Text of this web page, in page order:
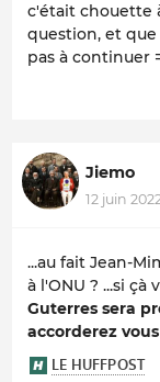
c'était chouette
question, et que
pas à continuer
Jiemo
12 juin
...au fait Jean-
à l'ONU ? ...si çà
Guterres sera
accorderez